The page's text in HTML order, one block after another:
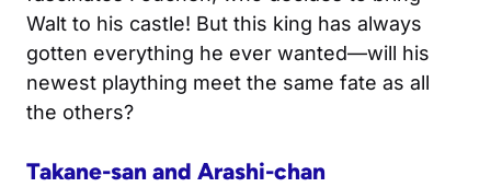
Walt to his castle! But this king has always
gotten everything he ever wanted—will his
newest plaything meet the same fate as all
the others?
Takane-san and Arashi-chan